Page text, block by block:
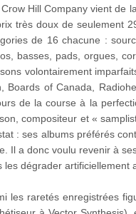
Hill Company vient de
très doux de seulement
de 16 chacune :
basses, pads, orgues,
volontairement
Boards of Canada,
de la course à la
compositeur et «
: ses albums préférés
Il a donc voulu revenir à
les dégrader artificiellement
les raretés enregistrées